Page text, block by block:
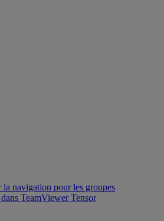
la navigation pour les groupes
TeamViewer Tensor